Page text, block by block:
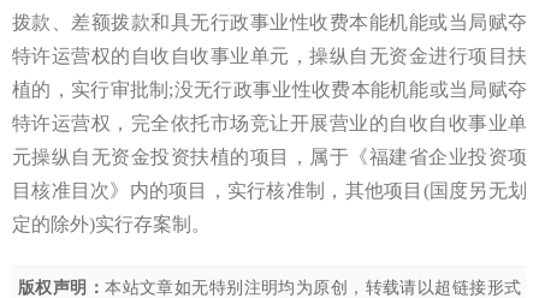
拨款、差额拨款和具无行政事业性收费本能机能或当局赋夺
特许运营权的自收自收事业单元，操纵自无资金进行项目扶
植的，实行审批制;没无行政事业性收费本能机能或当局赋夺
特许运营权，完全依托市场竞让开展营业的自收自收事业单
元操纵自无资金投资扶植的项目，属于《福建省企业投资项
目核准目次》内的项目，实行核准制，其他项目(国度另无划
定的除外)实行存案制。
版权声明：本站文章如无特别注明均为原创，转载请以超链接形式